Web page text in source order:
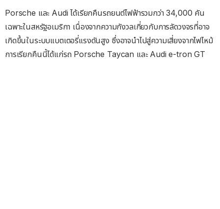
Porsche และ Audi ได้เรียกคืนรถยนต์ไฟฟ้ารวมกว่า 34,000 คัน
เฉพาะในสหรัฐอเมริกา เนื่องจากความกังวลเกี่ยวกับการลัดวงจรที่อาจ
เกิดขึ้นในระบบแบตเตอรี่แรงดันสูง ซึ่งอาจนําไปสู่ความเสี่ยงจากไฟไหม้
การเรียกคืนนี้ได้แก่รถ Porsche Taycan และ Audi e-tron GT